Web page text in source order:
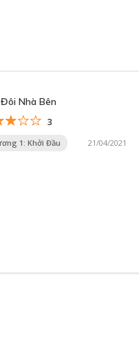
Nhà Bên
3
1: Khởi Đầu 21/04/2021